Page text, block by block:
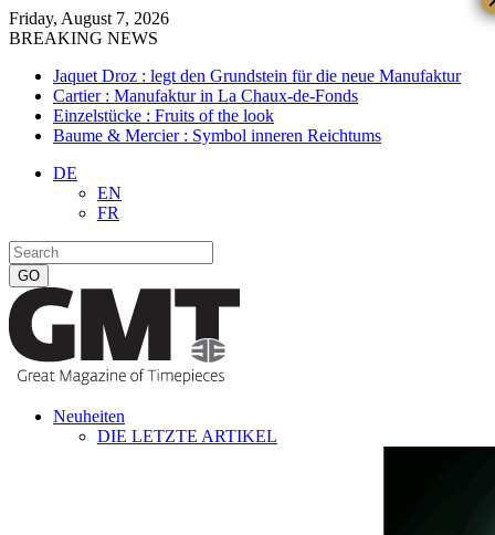
Friday, August 7, 2026
BREAKING NEWS
Jaquet Droz : legt den Grundstein für die neue Manufaktur
Cartier : Manufaktur in La Chaux-de-Fonds
Einzelstücke : Fruits of the look
Baume & Mercier : Symbol inneren Reichtums
DE
EN
FR
Neuheiten
DIE LETZTE ARTIKEL